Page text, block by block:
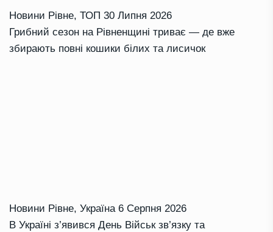
Новини Рівне, ТОП 30 Липня 2026
Грибний сезон на Рівненщині триває — де вже
збирають повні кошики білих та лисичок
Новини Рівне, Україна 6 Серпня 2026
В Україні з’явився День Військ зв’язку та